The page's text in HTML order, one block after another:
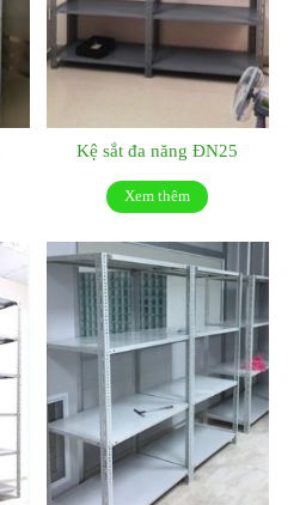
Kệ sắt đa năng ĐN25
Xem thêm